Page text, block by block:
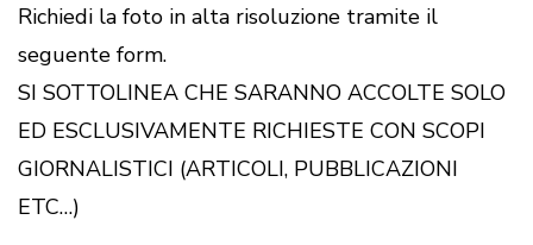
Richiedi la foto in alta risoluzione tramite il
seguente form.
SI SOTTOLINEA CHE SARANNO ACCOLTE SOLO
ED ESCLUSIVAMENTE RICHIESTE CON SCOPI
GIORNALISTICI (ARTICOLI, PUBBLICAZIONI
ETC…)